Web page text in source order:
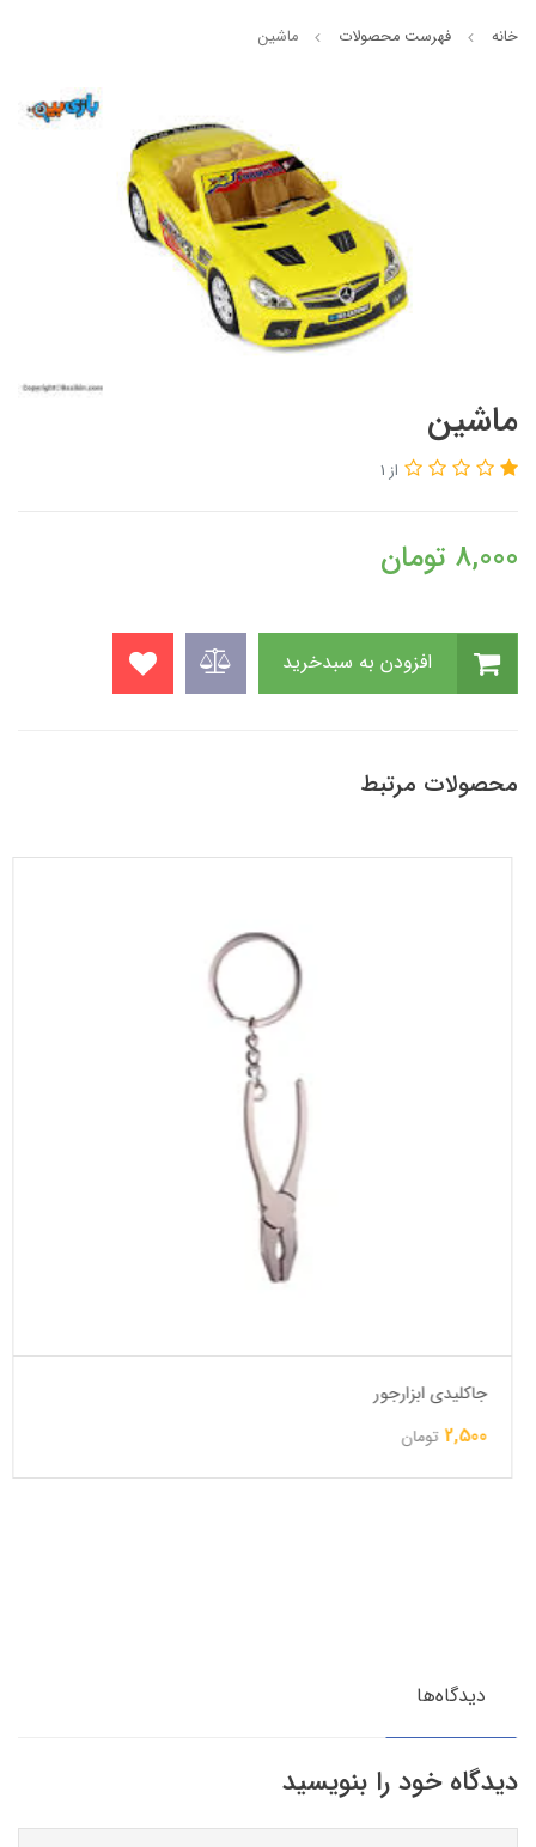
خانه فهرست محصولات ماشین
ماشین
از 1
8,000 تومان
محصولات مرتبط
جاکلیدی ابزارجور
2,500 تومان
دیدگاه‌ها
دیدگاه خود را بنویسید